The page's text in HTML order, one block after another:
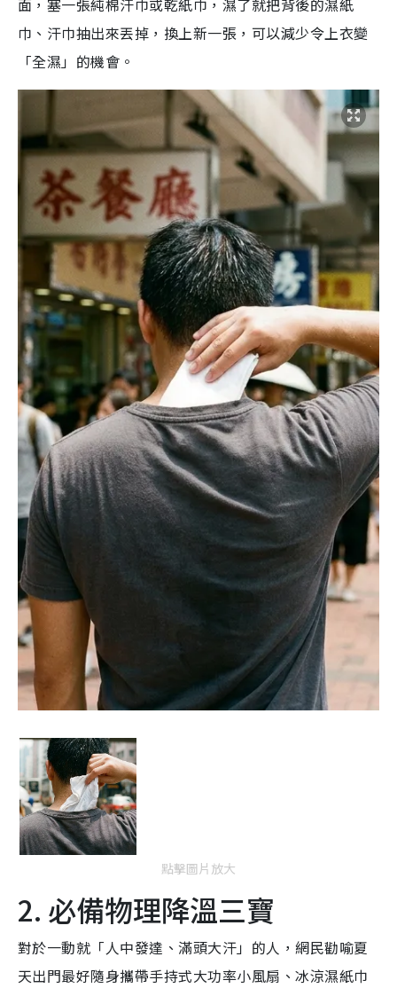
面，塞一張純棉汗巾或乾紙巾，濕了就把背後的濕紙
巾、汗巾抽出來丟掉，換上新一張，可以減少令上衣變
「全濕」的機會。
點擊圖片放大
2. 必備物理降溫三寶
對於一動就「人中發達、滿頭大汗」的人，網民勸喻夏
天出門最好隨身攜帶手持式大功率小風扇、冰涼濕紙巾